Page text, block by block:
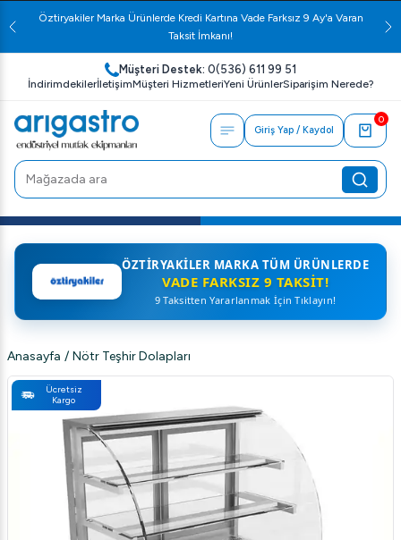
Öztiryakiler Marka Ürünlerde Kredi Kartına Vade Farksız 9 Ay'a Varan
Taksit İmkanı!
Müşteri Destek: 0(536) 611 99 51
İndirimdekilerİletişimMüşteri HizmetleriYeni ÜrünlerSiparişim Nerede?
Giriş Yap / Kaydol
0
ÖZTIRYAKILER MARKA TÜM ÜRÜNLERDE
VADE FARKSIZ 9 TAKSIT!
9 Taksitten Yararlanmak İçin Tıklayın!
Anasayfa / Nötr Teşhir Dolapları
Ücretsiz
Kargo